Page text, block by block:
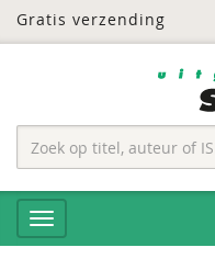
Gratis verzending